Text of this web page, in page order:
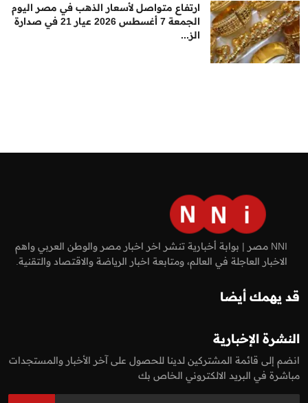
ارتفاع متواصل لأسعار الذهب في مصر اليوم
الجمعة 7 أغسطس 2026 عيار 21 في صدارة
الز...
NNI مصر | بوابة أخبارية تنشر اخر اخبار مصر والوطن العربي واهم
الاخبار العاجلة في العالم، ومتابعة اخبار الرياضة والاقتصاد والتقنية.
قد يهمك أيضا
النشرة الإخبارية
انضم إلى قائمة المشتركين لدينا للحصول على آخر الأخبار والمستجدات
مباشرة في البريد الالكتروني الخاص بك